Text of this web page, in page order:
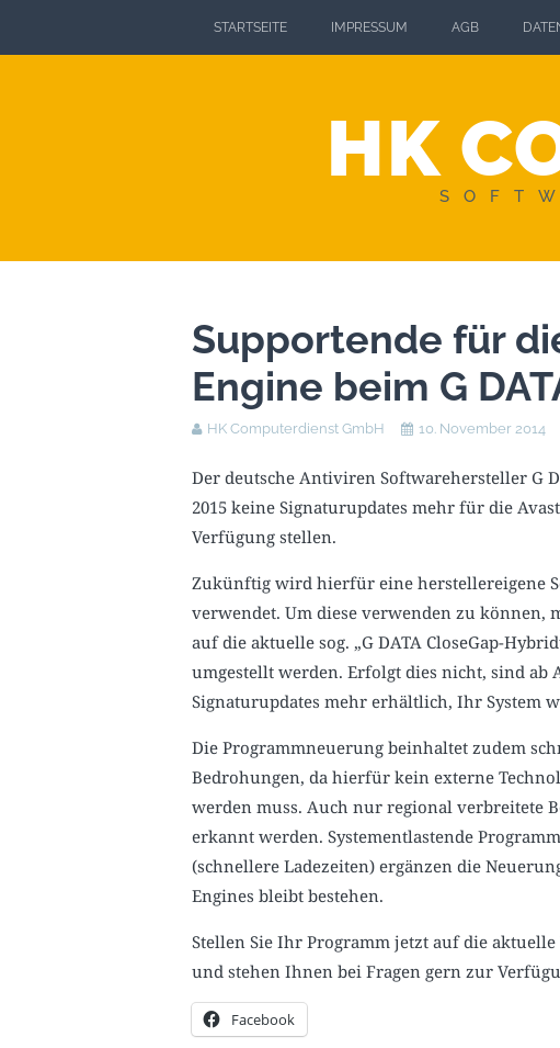
STARTSEITE IMPRESSUM AGB
HK
Supportende für
Engine beim G
HK Computerdienst GmbH 10. November 2014
Der deutsche Antiviren Softwarehersteller G
2015 keine Signaturupdates mehr für die
Verfügung stellen.
Zukünftig wird hierfür eine herstellereigene
verwendet. Um diese verwenden zu können,
auf die aktuelle sog. „G DATA CloseGap-
umgestellt werden. Erfolgt dies nicht, sind ab
Signaturupdates mehr erhältlich, Ihr System
Die Programmneuerung beinhaltet zudem
Bedrohungen, da hierfür kein externe
werden muss. Auch nur regional verbreitete
erkannt werden. Systementlastende
(schnellere Ladezeiten) ergänzen die
Engines bleibt bestehen.
Stellen Sie Ihr Programm jetzt auf die
und stehen Ihnen bei Fragen gern zur
Facebook